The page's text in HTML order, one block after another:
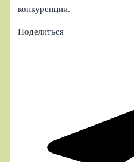
конкуренции.
Поделиться